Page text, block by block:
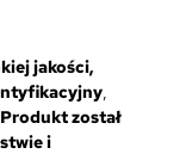
jakości,
,
Produkt został
i